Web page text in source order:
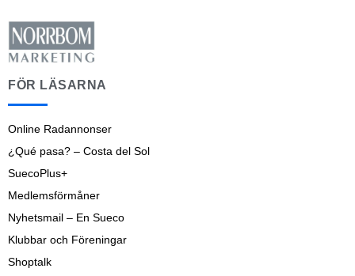
FÖR LÄSARNA
Online Radannonser
¿Qué pasa? – Costa del Sol
SuecoPlus+
Medlemsförmåner
Nyhetsmail – En Sueco
Klubbar och Föreningar
Shoptalk